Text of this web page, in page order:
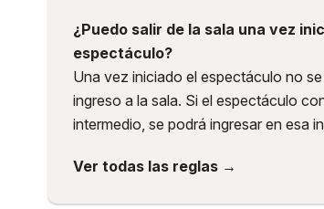
¿Puedo salir de la sala una vez
espectáculo?
Una vez iniciado el espectáculo no
ingreso a la sala. Si el espectáculo
intermedio, se podrá ingresar en esa
Ver todas las reglas →